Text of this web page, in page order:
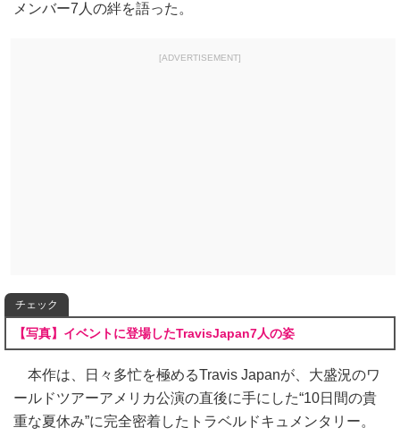
メンバー7人の絆を語った。
[ADVERTISEMENT]
チェック
【写真】イベントに登場したTravisJapan7人の姿
本作は、日々多忙を極めるTravis Japanが、大盛況のワ
ールドツアーアメリカ公演の直後に手にした“10日間の貴
重な夏休み”に完全密着したトラベルドキュメンタリー。